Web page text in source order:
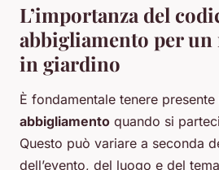
L’importanza del
abbigliamento per
in giardino
È fondamentale tenere presente
abbigliamento quando si
Questo può variare a seconda
dell’evento, del luogo e del